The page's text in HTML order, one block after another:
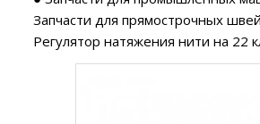
Запчасти для прямострочных
Регулятор натяжения нити на 22